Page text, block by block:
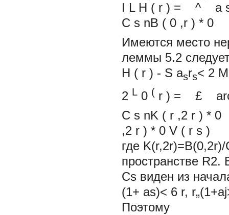
I L H ( r ) = ^ a
C s nB ( 0 ,r ) * 0
Имеются место
леммы 5.2
H ( r ) - S asrs< 2
2 L 0 ( r ) = £
C s nK ( r ,2 r )
,2 r ) * 0 V ( r s )
где
пространстве R2.
Cs виден из
(1+ as)< 6 r,
Поэтому